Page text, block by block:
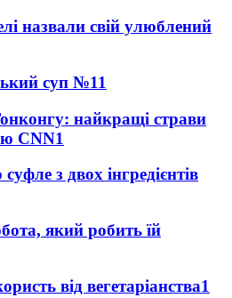
назвали свій улюблений
суп №11
найкращі страви
CNN1
з двох інгредієнтів
який робить їй
від вегетаріанства1